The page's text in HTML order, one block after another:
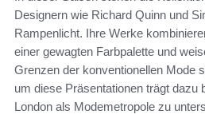
Designern wie Richard Quinn und
Rampenlicht. Ihre Werke
einer gewagten Farbpalette und
Grenzen der konventionellen Mode
um diese Präsentationen trägt dazu
London als Modemetropole zu